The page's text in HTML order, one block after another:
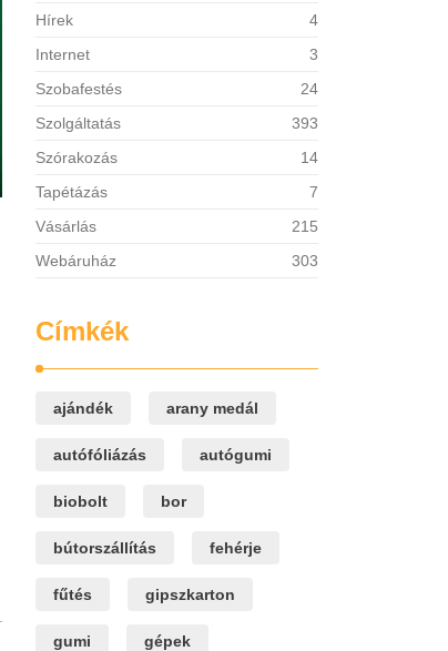
Hírek
4
Internet
3
Szobafestés
24
Szolgáltatás
393
Szórakozás
14
Tapétázás
7
Vásárlás
215
Webáruház
303
Címkék
ajándék arany medál
autófóliázás autógumi
biobolt bor
bútorszállítás fehérje
fűtés gipszkarton
gumi gépek